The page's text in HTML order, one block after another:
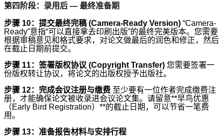
第四阶段：录用后 — 最终准备期
步骤 10：提交最终完稿 (Camera-Ready Version) “Camera-
Ready”意指“可以直接拿去印刷出版”的最终完美版本。您需要
根据审稿意见和格式要求，对论文做最后的润色和修正，然后
在截止日期前提交。
步骤 11：签署版权协议 (Copyright Transfer) 您需要签署一
份版权转让协议，将论文的出版权授予出版社。
步骤 12：完成会议注册与缴费 至少要有一位作者完成缴费注
册，才能确保论文被收录进会议论文集。请留意**早鸟优惠
（Early Bird Registration）**的截止日期，可以节省一笔费
用。
步骤 13：准备报告材料与安排行程